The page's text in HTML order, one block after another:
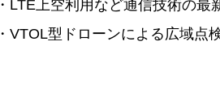
・LTE上空利用など通信技術の最
・VTOL型ドローンによる広域点